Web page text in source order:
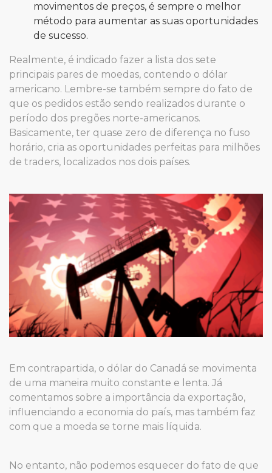
movimentos de preços, é sempre o melhor
método para aumentar as suas oportunidades
de sucesso.
Realmente, é indicado fazer a lista dos sete
principais pares de moedas, contendo o dólar
americano. Lembre-se também sempre do fato de
que os pedidos estão sendo realizados durante o
período dos pregões norte-americanos.
Basicamente, ter quase zero de diferença no fuso
horário, cria as oportunidades perfeitas para milhões
de traders, localizados nos dois países.
Em contrapartida, o dólar do Canadá se movimenta
de uma maneira muito constante e lenta. Já
comentamos sobre a importância da exportação,
influenciando a economia do país, mas também faz
com que a moeda se torne mais líquida.
No entanto, não podemos esquecer do fato de que